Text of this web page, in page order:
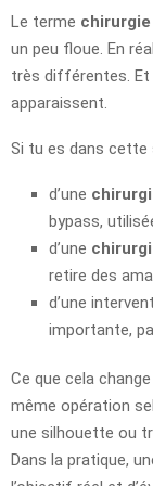
Le terme
un peu floue. En
très différentes. Et
apparaissent.
Si tu es dans cette
d’une
bypass,
d’une
retire des
d’une
importante,
Ce que cela
même opération
une silhouette ou
Dans la pratique,